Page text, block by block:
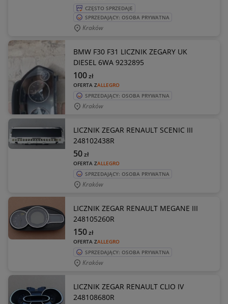
CZĘSTO SPRZEDAJE
SPRZEDAJĄCY: OSOBA PRYWATNA
Kraków
BMW F30 F31 LICZNIK ZEGARY UK
DIESEL 6WA 9232895
OFERTA ZALLEGRO
100zł
SPRZEDAJĄCY: OSOBA PRYWATNA
Kraków
LICZNIK ZEGAR RENAULT SCENIC III
248102438R
OFERTA ZALLEGRO
50zł
SPRZEDAJĄCY: OSOBA PRYWATNA
Kraków
LICZNIK ZEGAR RENAULT MEGANE III
248105260R
OFERTA ZALLEGRO
150zł
SPRZEDAJĄCY: OSOBA PRYWATNA
Kraków
LICZNIK ZEGAR RENAULT CLIO IV
248108680R